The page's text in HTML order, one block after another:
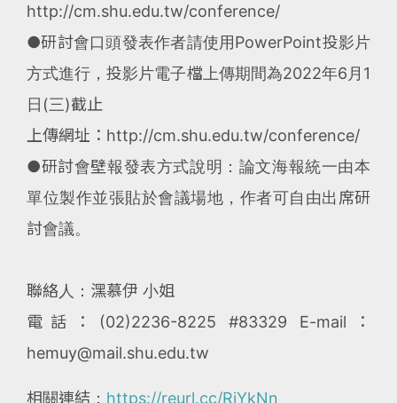
http://cm.shu.edu.tw/conference/
●研討會口頭發表作者請使用PowerPoint投影片
方式進行，投影片電子檔上傳期間為2022年6月1
日(三)截止
上傳網址：http://cm.shu.edu.tw/conference/
●研討會壁報發表方式說明：論文海報統一由本
單位製作並張貼於會議場地，作者可自由出席研
討會議。
聯絡人：潶慕伊 小姐
電話：(02)2236-8225 #83329 E-mail：
hemuy@mail.shu.edu.tw
相關連結： https://reurl.cc/RjYkNn